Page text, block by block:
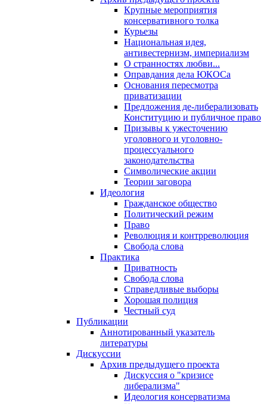
Крупные мероприятия
консервативного толка
Курьезы
Национальная идея,
антивестернизм, империализм
О странностях любви...
Оправдания дела ЮКОСа
Основания пересмотра
приватизации
Предложения де-либерализовать
Конституцию и публичное право
Призывы к ужесточению
уголовного и уголовно-
процессуального
законодательства
Символические акции
Теории заговора
Идеология
Гражданское общество
Политический режим
Право
Революция и контрреволюция
Свобода слова
Практика
Приватность
Свобода слова
Справедливые выборы
Хорошая полиция
Честный суд
Публикации
Аннотированный указатель
литературы
Дискуссии
Архив предыдущего проекта
Дискуссия о "кризисе
либерализма"
Идеология консерватизма